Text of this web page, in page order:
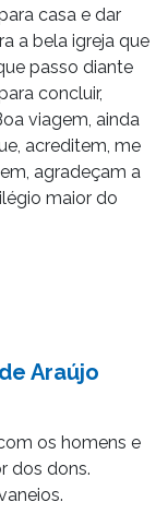
casa e dar
a bela igreja que
passo diante
concluir,
viagem, ainda
acreditem, me
agradeçam a
maior do
Araújo
os homens e
dos dons.